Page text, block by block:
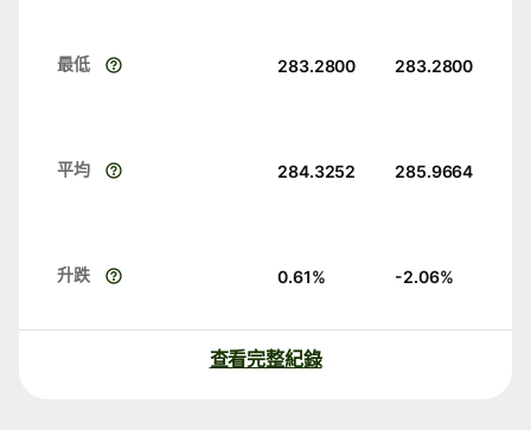
最低 283.2800 283.2800
平均 284.3252 285.9664
升跌 0.61% -2.06%
查看完整紀錄